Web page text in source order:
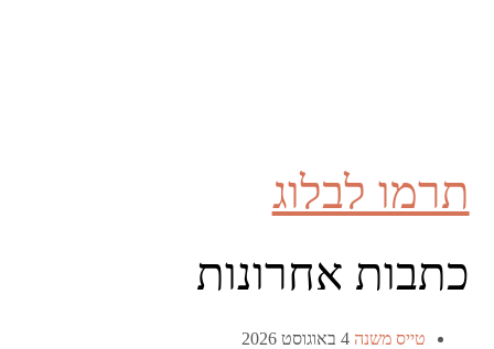
תרמו לבלוג
כתבות אחרונות
טייס משנה 4 באוגוסט 2026